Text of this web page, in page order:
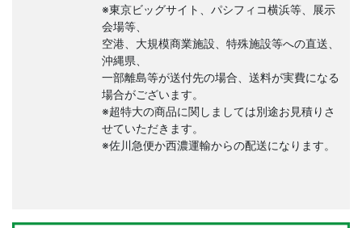
※東京ビッグサイト、パシフィコ横浜等、展示
会場等、
空港、大規模商業施設、特殊施設等への直送、
沖縄県、
一部離島等が送付先の場合、送料が実費になる
場合がございます。
※超特大の商品に関しましては別途お見積りさ
せていただきます。
※佐川急便か西濃運輸からの配送になります。